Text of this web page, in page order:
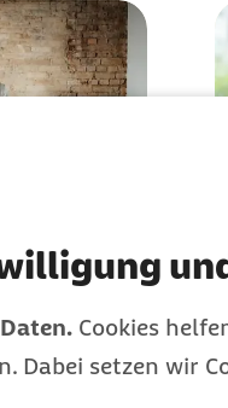
Cookies
Dabei setzen wir